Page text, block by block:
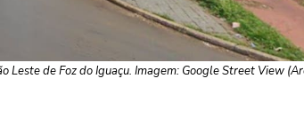
Leste de Foz do Iguaçu. Imagem: Google Street View